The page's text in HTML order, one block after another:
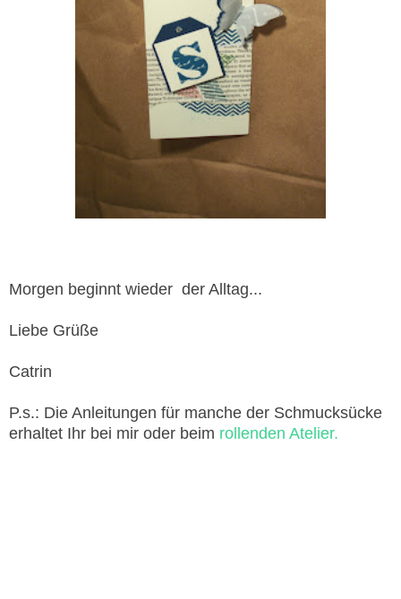
Morgen beginnt wieder der Alltag...
Liebe Grüße
Catrin
P.s.: Die Anleitungen für manche der Schmucksücke
erhaltet Ihr bei mir oder beim rollenden Atelier.